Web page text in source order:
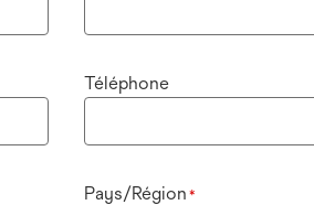
Téléphone
Pays/Région *